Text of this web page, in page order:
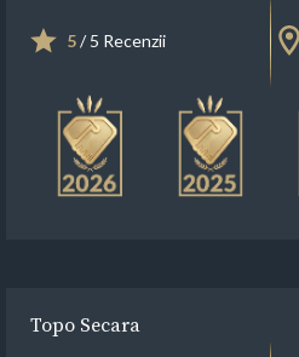
5/ 5 Recenzii
Topo Secara